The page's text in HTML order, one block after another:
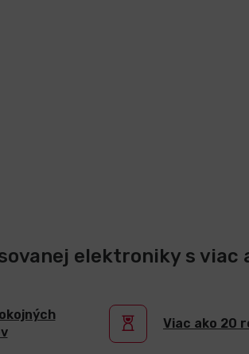
elektroniky s
Viac ako 20